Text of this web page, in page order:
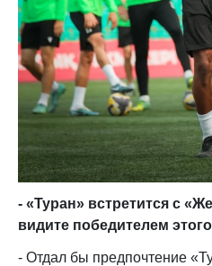
- «Туран» встретится с
видите победителем
- Отдал бы предпочтение